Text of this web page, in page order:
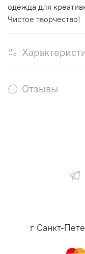
одежда для
Чистое творчество!
Отзывы
г Санкт-